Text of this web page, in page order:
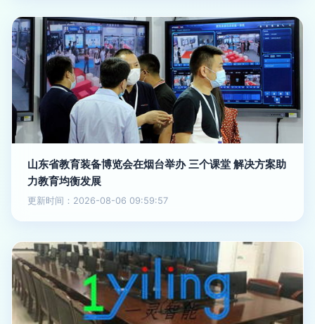
山东省教育装备博览会在烟台举办 三个课堂 解决方案助
力教育均衡发展
更新时间：2026-08-06 09:59:57